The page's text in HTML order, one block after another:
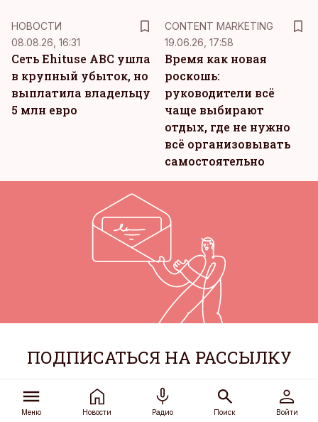
НОВОСТИ
08.08.26, 16:31
Сеть Ehituse ABC ушла
в крупный убыток, но
выплатила владельцу
5 млн евро
CONTENT MARKETING
19.06.26, 17:58
Время как новая
роскошь:
руководители всё
чаще выбирают
отдых, где не нужно
всё организовывать
самостоятельно
ПОДПИСАТЬСЯ НА РАССЫЛКУ
Подпишитесь на рассылку и получите
важнейшие новости дня прямо в почтовый
Меню Новости Радио Поиск Войти